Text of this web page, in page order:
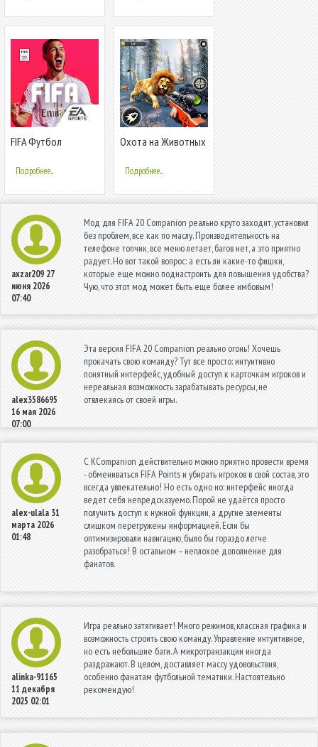
FIFA Футбол
Подробнее...
Охота на Животных
Подробнее...
axzar209 27
июня 2026
07:40
Мод для FIFA 20 Companion реально круто заходит, установил
без проблем, все как по маслу. Производительность на
телефоне топчик, все меню летает, багов нет, а это приятно
радует. Но вот такой вопрос: а есть ли какие-то фишки,
которые еще можно поднастроить для повышения удобства?
Чую, что этот мод может быть еще более имбовым!
alex3586695
16 мая 2026
07:00
Эта версия FIFA 20 Companion реально огонь! Хочешь
прокачать свою команду? Тут все просто: интуитивно
понятный интерфейс, удобный доступ к карточкам игроков и
нереальная возможность зарабатывать ресурсы, не
отвлекаясь от своей игры.
alex-ulala 31
марта 2026
01:48
С КCompanion действительно можно приятно провести время
- обмениваться FIFA Points и убирать игроков в свой состав, это
всегда увлекательно! Но есть одно но: интерфейс иногда
ведет себя непредсказуемо. Порой не удаётся просто
получить доступ к нужной функции, а другие элементы
слишком перегружены информацией. Если бы
оптимизировали навигацию, было бы гораздо легче
разобраться! В остальном – неплохое дополнение для
фанатов.
alinka-91165
11 декабря
2025 02:01
Игра реально затягивает! Много режимов, классная графика и
возможность строить свою команду. Управление интуитивное,
но есть небольшие баги. А микротранзакции иногда
раздражают. В целом, доставляет массу удовольствия,
особенно фанатам футбольной тематики. Настоятельно
рекомендую!